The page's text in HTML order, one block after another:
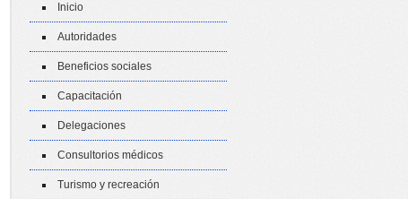
Inicio
Autoridades
Beneficios sociales
Capacitación
Delegaciones
Consultorios médicos
Turismo y recreación